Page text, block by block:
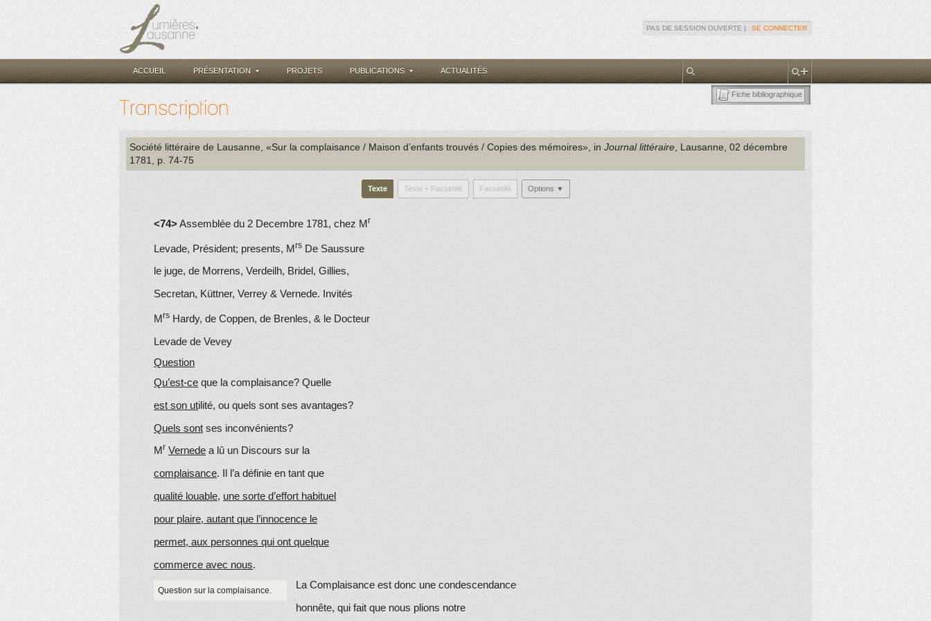
PAS DE SESSION OUVERTE | SE CONNECTER
ACCUEIL PRÉSENTATION PROJETS PUBLICATIONS ACTUALITÉS
Fiche bibliographique
Transcription
Société littéraire de Lausanne , «Sur la complaisance / Maison d’enfants trouvés / Copies des mémoires», in Journal littéraire , Lausanne , 02 décembre
1781
, p. 74-75
Texte Texte + Facsimilé Facsimilé Options ▼
<74>Assemblée du 2 Decembre 1781, chez Mr
Levade, Président; presents, Mrs De Saussure
le juge, de Morrens, Verdeilh, Bridel, Gillies,
Secretan, Küttner, Verrey & Vernede. Invités
M rs Hardy, de Coppen, de Brenles, & le Docteur
Levade de Vevey
Question
Qu’est-ce que la complaisance? Quelle
est son utilité, ou quels sont ses avantages?
Quels sont ses inconvénients?
M r Vernede a lû un Discours sur la
complaisance. Il l’a définie en tant que
qualité louable, une sorte d’effort habituel
pour plaire, autant que l’innocence le
permet, aux personnes qui ont quelque
commerce avec nous.
Question sur la complaisance. La Complaisance est donc une condescendance
honnête, qui fait que nous plions notre